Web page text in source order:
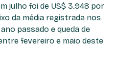
julho foi de US$ 3.948 por
da média registrada nos
passado e queda de
fevereiro e maio deste